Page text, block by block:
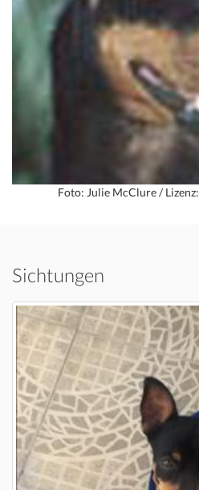
Foto: Julie McClure / Lizenz:
Sichtungen